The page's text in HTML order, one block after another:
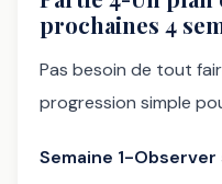
prochaines 4
Pas besoin de tout
progression simple
Semaine 1-